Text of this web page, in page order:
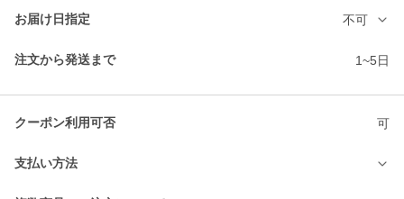
お届け日指定 不可
注文から発送まで 1~5日
クーポン利用可否 可
支払い方法